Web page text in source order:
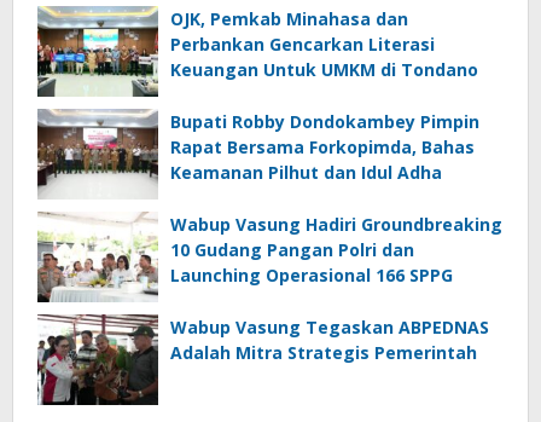
OJK, Pemkab Minahasa dan
Perbankan Gencarkan Literasi
Keuangan Untuk UMKM di Tondano
Bupati Robby Dondokambey Pimpin
Rapat Bersama Forkopimda, Bahas
Keamanan Pilhut dan Idul Adha
Wabup Vasung Hadiri Groundbreaking
10 Gudang Pangan Polri dan
Launching Operasional 166 SPPG
Wabup Vasung Tegaskan ABPEDNAS
Adalah Mitra Strategis Pemerintah